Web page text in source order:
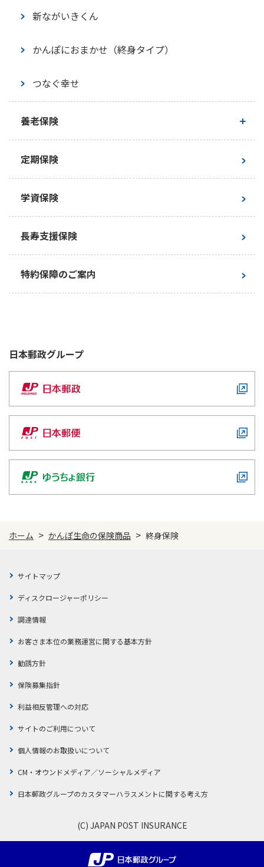
新ながいきくん
かんぽにおまかせ（終身タイプ）
つなぐ幸せ
養老保険
養老保険について
定期保険
学資保険
長寿支援保険
特約保障のご案内
日本郵政グループ
ホーム > かんぽ生命の保険商品 > 終身保険
サイトマップ
ディスクロージャーポリシー
調達情報
お客さま本位の業務運営に関する基本方針
勧誘方針
保険募集指針
利益相反管理への対応
サイトのご利用について
個人情報のお取扱いについて
CM・オウンドメディア／ソーシャルメディア
日本郵政グループのカスタマーハラスメントに関する考え方
(C) JAPAN POST INSURANCE